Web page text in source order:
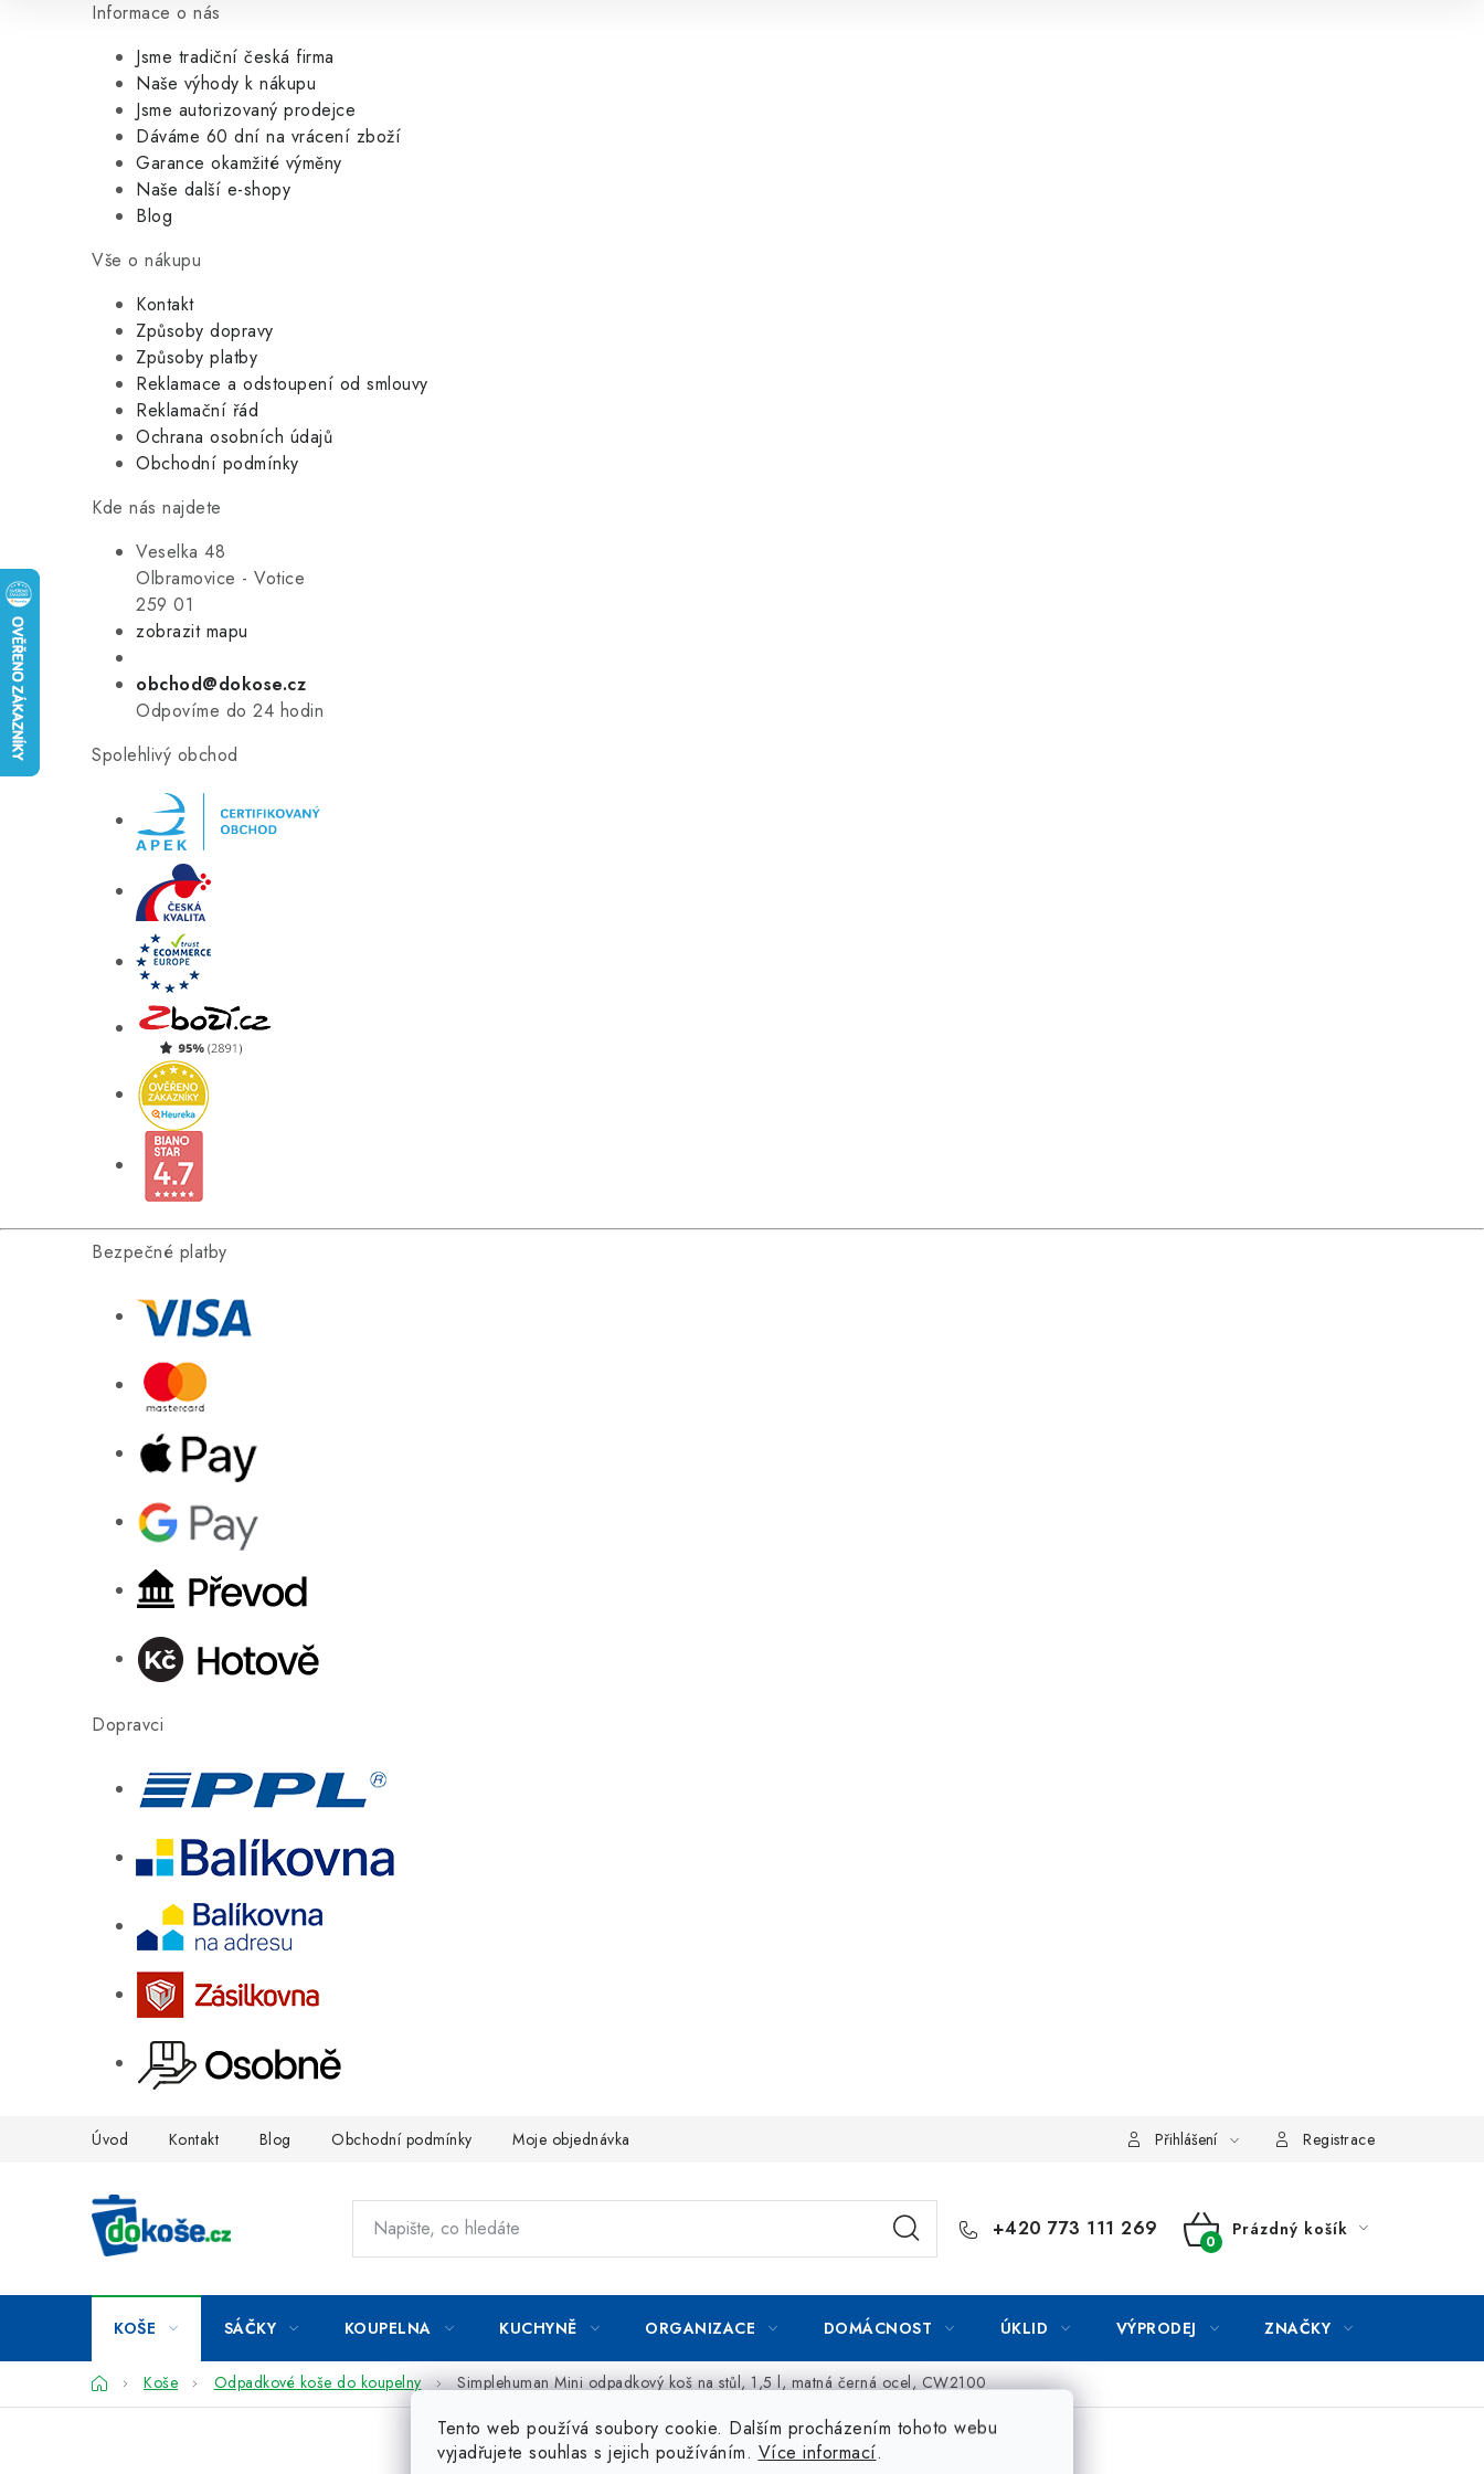
Informace o nás
Jsme tradiční česká firma
Naše výhody k nákupu
Jsme autorizovaný prodejce
Dáváme 60 dní na vrácení zboží
Garance okamžité výměny
Naše další e-shopy
Blog
Vše o nákupu
Kontakt
Způsoby dopravy
Způsoby platby
Reklamace a odstoupení od smlouvy
Reklamační řád
Ochrana osobních údajů
Obchodní podmínky
Kde nás najdete
Veselka 48
Olbramovice - Votice
259 01
zobrazit mapu
obchod@dokose.cz
Odpovíme do 24 hodin
Spolehlivý obchod
Bezpečné platby
Dopravci
Tento web používá soubory cookie. Dalším procházením tohoto webu
vyjadřujete souhlas s jejich používáním. Více informací.
Úvod Kontakt Blog Obchodní podmínky Moje objednávka Přihlášení Registrace
+420 773 111 269
NÁKUPNÍ
Prázdný košík
KOŠE SÁČKY KOUPELNA KUCHYNĚ ORGANIZACE DOMÁCNOST ÚKLID VÝPRODEJ ZNAČKY
DomůKoše Odpadkové koše do koupelny Simplehuman Mini odpadkový koš na stůl, 1,5 l, matná černá ocel, CW2100